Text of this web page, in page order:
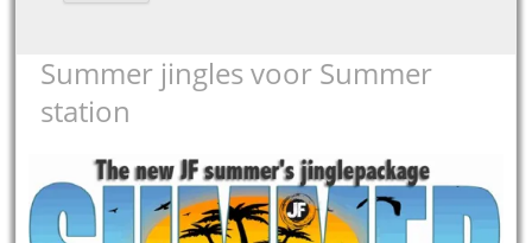
Summer jingles voor Summer
station